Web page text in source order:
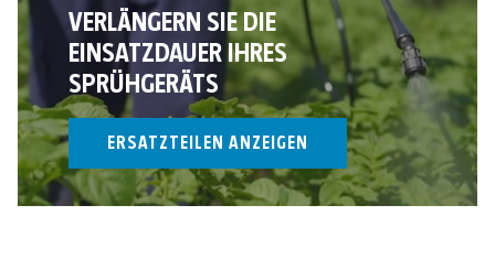
VERLÄNGERN SIE DIE
EINSATZDAUER IHRES
SPRÜHGERÄTS
ERSATZTEILEN ANZEIGEN